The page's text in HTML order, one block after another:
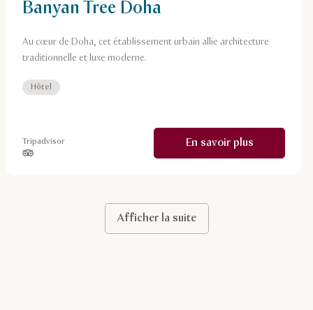
Hôtel
Banyan Tree Doha
Au cœur de Doha, cet établissement urbain allie architecture
traditionnelle et luxe moderne.
Tripadvisor
En savoir plus
Afficher la suite